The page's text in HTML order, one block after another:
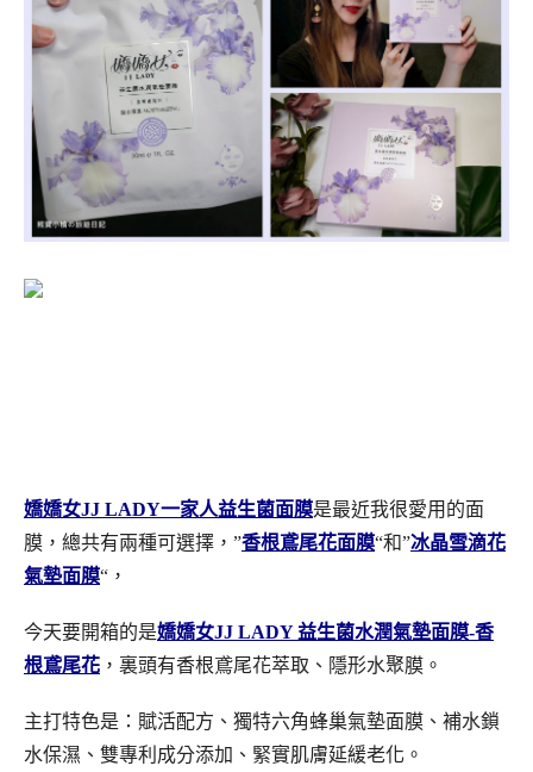
嬌嬌女JJ LADY一家人益生菌面膜是最近我很愛用的面
膜，總共有兩種可選擇，”香根鳶尾花面膜“和”冰晶雪滴花
氣墊面膜“，
今天要開箱的是嬌嬌女JJ LADY 益生菌水潤氣墊面膜-香
根鳶尾花 ，裏頭有香根鳶尾花萃取、隱形水聚膜。
主打特色是： 賦活配方、獨特六角蜂巢氣墊面膜、補水鎖
水保濕、雙專利成分添加、緊實肌膚延緩老化。